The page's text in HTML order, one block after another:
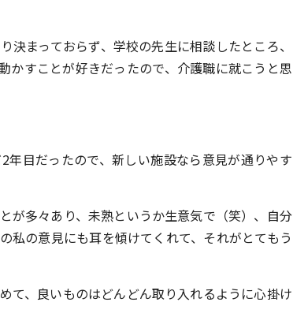
まっておらず、学校の先生に相談したところ、
かすことが好きだったので、介護職に就こうと思
目だったので、新しい施設なら意見が通りやす
が多々あり、未熟というか生意気で（笑）、自分
私の意見にも耳を傾けてくれて、それがとてもう
て、良いものはどんどん取り入れるように心掛け